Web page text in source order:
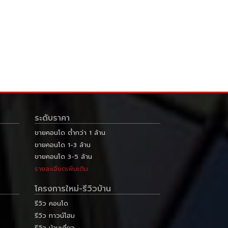
ระดับราคา
ขายคอนโด ต่ำกว่า 1 ล้าน
ขายคอนโด 1-3 ล้าน
ขายคอนโด 3-5 ล้าน
รายละเอียดเพิ่มเติม
โครงการใหม่-รีวิวบ้าน
รีวิว คอนโด
รีวิว ทาวน์โฮม